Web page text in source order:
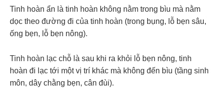
Tinh hoàn ẩn là tinh hoàn không nằm trong bìu mà nằm
dọc theo đường đi của tinh hoàn (trong bụng, lỗ bẹn sâu,
ống bẹn, lỗ bẹn nông).
Tinh hoàn lạc chỗ là sau khi ra khỏi lỗ bẹn nông, tinh
hoàn đi lạc tới một vị trí khác mà không đến bìu (tầng sinh
môn, dây chằng bẹn, cân đùi).